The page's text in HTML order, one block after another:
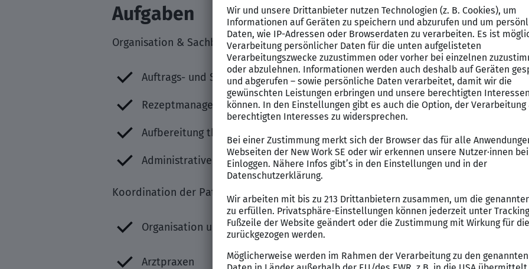
Aufgaben
Organisation & Sachbearbeitung
Auftrags- und Sachbearbeitung im Homecare-Bereich
Rezeptmanagement mit Fokus auf Hilfsmittelversorgung
Aufbereitung therapie- und abrechnungsrelevanter Dokumentationen
Administrative Tätigkeiten in enger Zusammenarbeit mit dem
Koordination der Patientenversorgung
Organisation und Abstimmung von Versorgungen mit:
Arztpraxen